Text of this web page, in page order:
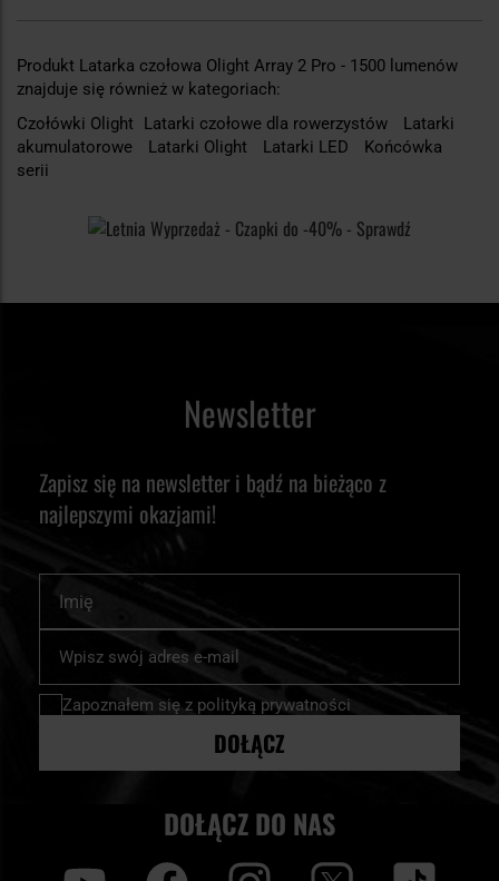
Produkt Latarka czołowa Olight Array 2 Pro - 1500 lumenów
znajduje się również w kategoriach:
Czołówki Olight
Latarki czołowe dla rowerzystów
Latarki
akumulatorowe
Latarki Olight Latarki LED
Końcówka
serii
Newsletter
Zapisz się na newsletter i bądź na bieżąco z
najlepszymi okazjami!
nasz
newsletter:
Zapoznałem się z polityką prywatności
DOŁĄCZ
DOŁĄCZ DO NAS